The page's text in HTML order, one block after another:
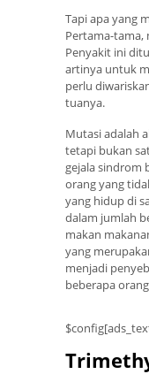
Tapi apa yang
Pertama-tama,
Penyakit ini
artinya untuk
perlu
tuanya.
Mutasi adalah
tetapi bukan
gejala sindrom
orang yang
yang hidup di
dalam jumlah
makan
yang
menjadi
beberapa